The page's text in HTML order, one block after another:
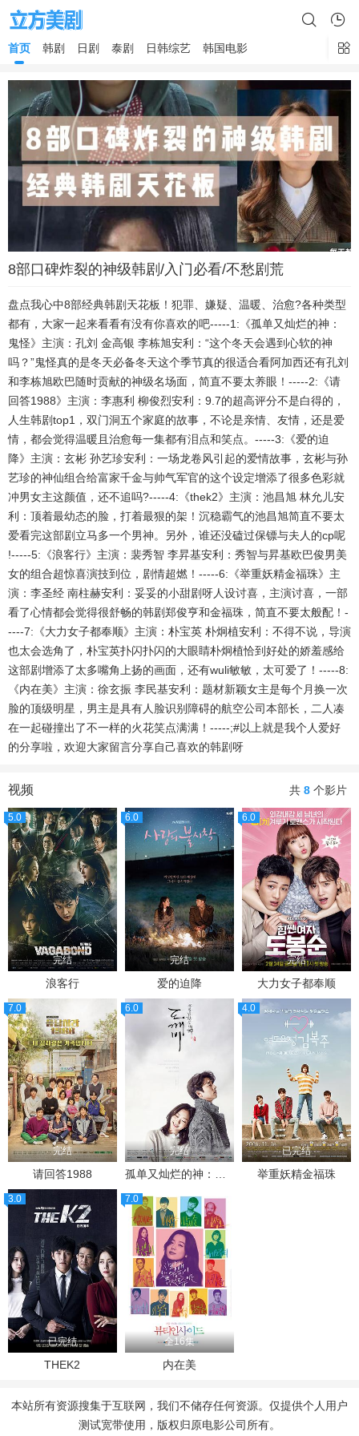
首页 韩剧 日剧 泰剧 日韩综艺 韩国电影
8部口碑炸裂的神级韩剧/入门必看/不愁剧荒
盘点我心中8部经典韩剧天花板！犯罪、嫌疑、温暖、治愈?各种类型
都有，大家一起来看看有没有你喜欢的吧-----1:《孤单又灿烂的神：
鬼怪》主演：孔刘 金高银 李栋旭安利：“这个冬天会遇到心软的神
吗？”鬼怪真的是冬天必备冬天这个季节真的很适合看阿加西还有孔刘
和李栋旭欧巴随时贡献的神级名场面，简直不要太养眼！-----2:《请
回答1988》主演：李惠利 柳俊烈安利：9.7的超高评分不是白得的，
人生韩剧top1，双门洞五个家庭的故事，不论是亲情、友情，还是爱
情，都会觉得温暖且治愈每一集都有泪点和笑点。-----3:《爱的迫
降》主演：玄彬 孙艺珍安利：一场龙卷风引起的爱情故事，玄彬与孙
艺珍的神仙组合给富家千金与帅气军官的这个设定增添了很多色彩就
冲男女主这颜值，还不追吗?-----4:《thek2》主演：池昌旭 林允儿安
利：顶着最幼态的脸，打着最狠的架！沉稳霸气的池昌旭简直不要太
爱看完这部剧立马多一个男神。另外，谁还没磕过保镖与夫人的cp呢
!-----5:《浪客行》主演：裴秀智 李昇基安利：秀智与昇基欧巴俊男美
女的组合超惊喜演技到位，剧情超燃！-----6:《举重妖精金福珠》主
演：李圣经 南柱赫安利：妥妥的小甜剧呀人设讨喜，主演讨喜，一部
看了心情都会觉得很舒畅的韩剧郑俊亨和金福珠，简直不要太般配！-
----7:《大力女子都奉顺》主演：朴宝英 朴炯植安利：不得不说，导演
也太会选角了，朴宝英扑闪扑闪的大眼睛朴炯植恰到好处的娇羞感给
这部剧增添了太多嘴角上扬的画面，还有wuli敏敏，太可爱了！-----8:
《内在美》主演：徐玄振 李民基安利：题材新颖女主是每个月换一次
脸的顶级明星，男主是具有人脸识别障碍的航空公司本部长，二人凑
在一起碰撞出了不一样的火花笑点满满！-----;#以上就是我个人爱好
的分享啦，欢迎大家留言分享自己喜欢的韩剧呀
视频 共 8 个影片
5.0
完结
浪客行
6.0
完结
爱的迫降
6.0
完结
大力女子都奉顺
7.0
完结
请回答1988
6.0
完结
4.0
已完结
举重妖精金福珠
3.0
已完结
THEK2
7.0
全16集
内在美
本站所有资源搜集于互联网，我们不储存任何资源。仅提供个人用户
测试宽带使用，版权归原电影公司所有。